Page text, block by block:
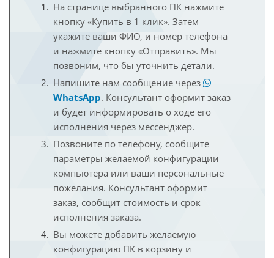
На странице выбранного ПК нажмите
кнопку «Купить в 1 клик». Затем
укажите ваши ФИО, и номер телефона
и нажмите кнопку «Отправить». Мы
позвоним, что бы уточнить детали.
Напишите нам сообщение через
WhatsApp. Консультант оформит заказ
и будет информировать о ходе его
исполнения через мессенджер.
Позвоните по телефону, сообщите
параметры желаемой конфигурации
компьютера или ваши персональные
пожелания. Консультант оформит
заказ, сообщит стоимость и срок
исполнения заказа.
Вы можете добавить желаемую
конфигурацию ПК в корзину и